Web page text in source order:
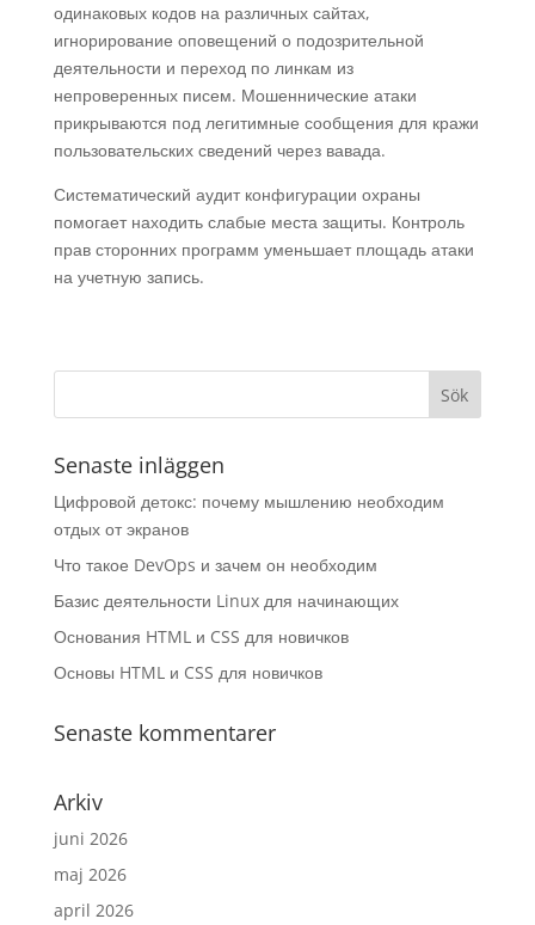
одинаковых кодов на различных сайтах,
игнорирование оповещений о подозрительной
деятельности и переход по линкам из
непроверенных писем. Мошеннические атаки
прикрываются под легитимные сообщения для кражи
пользовательских сведений через вавада.
Систематический аудит конфигурации охраны
помогает находить слабые места защиты. Контроль
прав сторонних программ уменьшает площадь атаки
на учетную запись.
Senaste inläggen
Цифровой детокс: почему мышлению необходим
отдых от экранов
Что такое DevOps и зачем он необходим
Базис деятельности Linux для начинающих
Основания HTML и CSS для новичков
Основы HTML и CSS для новичков
Senaste kommentarer
Arkiv
juni 2026
maj 2026
april 2026